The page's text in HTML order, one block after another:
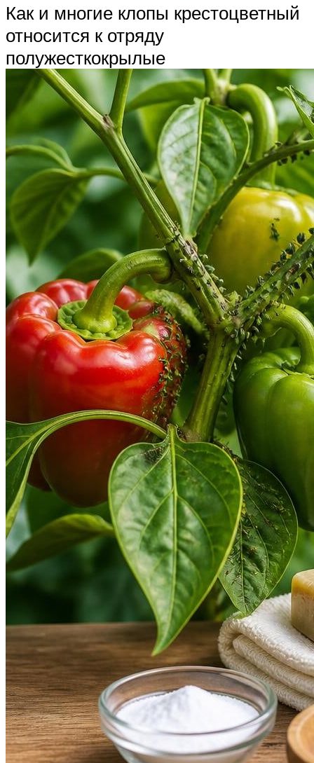
Как и многие клопы крестоцветный
относится к отряду
полужесткокрылые